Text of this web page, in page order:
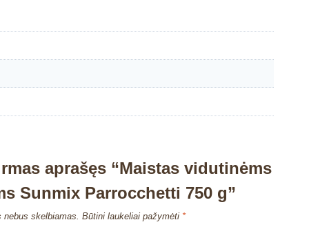
aprašęs “Maistas vidutinėms
Sunmix Parrocchetti 750 g”
skelbiamas. Būtini laukeliai pažymėti *